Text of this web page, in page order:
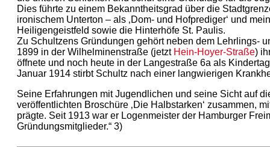
Dies führte zu einem Bekanntheitsgrad über die
ironischem Unterton – als ‚Dom- und Hofprediger‘ und
Heiligengeistfeld sowie die Hinterhöfe St. Paulis.
Zu Schultzens Gründungen gehört neben dem Lehrlings-
1899 in der Wilhelminenstraße (jetzt Hein-Hoyer-Straße)
öffnete und noch heute in der Langestraße 6a als
Januar 1914 stirbt Schultz nach einer langwierigen
Seine Erfahrungen mit Jugendlichen und seine Sicht auf
veröffentlichten Broschüre ‚Die Halbstarken‘ zusammen,
prägte. Seit 1913 war er Logenmeister der Hamburger
Gründungsmitglieder.“ 3)